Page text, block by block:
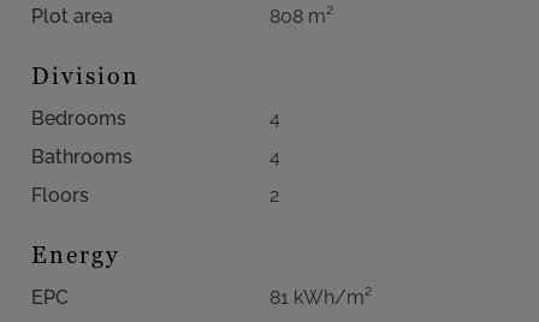
Plot area
808 m²
Division
Bedrooms
4
Bathrooms
4
Floors
2
Energy
EPC
81 kWh/m²